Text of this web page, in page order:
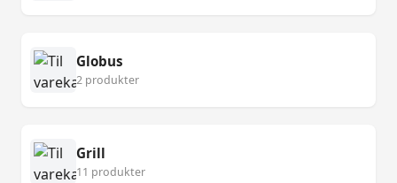
Globus
2 produkter
Grill
11 produkter